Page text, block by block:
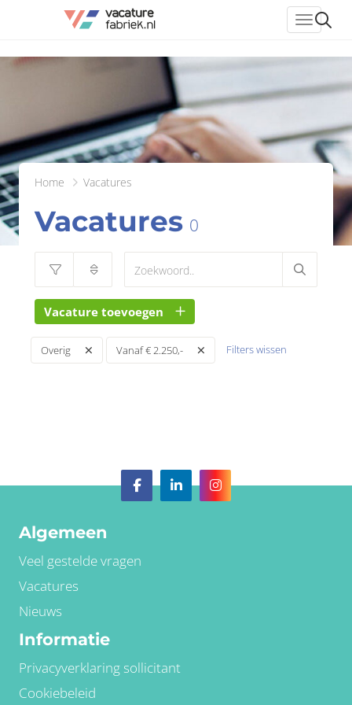
Home Vacatures
Vacatures 0
Vacature toevoegen
Overig Vanaf € 2.250,- Filters wissen
Algemeen
Veel gestelde vragen
Vacatures
Nieuws
Informatie
Privacyverklaring sollicitant
Cookiebeleid